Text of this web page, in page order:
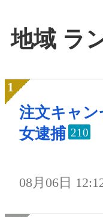
地域 ラ
注文キャン
女逮捕 210
08月06日